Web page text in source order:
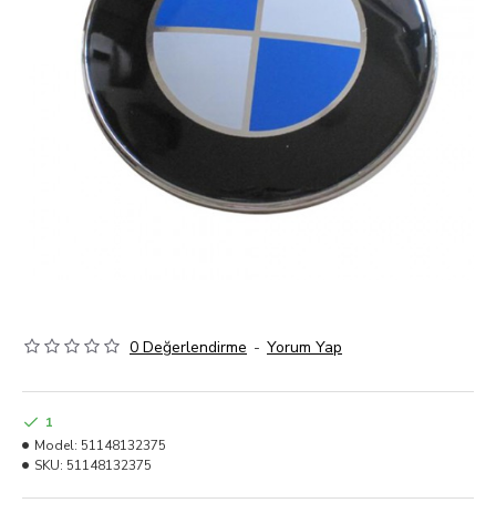
0 Değerlendirme - Yorum Yap
1
Model: 51148132375
SKU: 51148132375